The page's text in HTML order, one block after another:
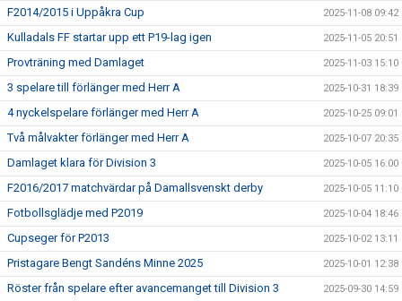
F2014/2015 i Uppåkra Cup 2025-11-08 09:42
Kulladals FF startar upp ett P19-lag igen 2025-11-05 20:51
Provträning med Damlaget 2025-11-03 15:10
3 spelare till förlänger med Herr A 2025-10-31 18:39
4 nyckelspelare förlänger med Herr A 2025-10-25 09:01
Två målvakter förlänger med Herr A 2025-10-07 20:35
Damlaget klara för Division 3 2025-10-05 16:00
F2016/2017 matchvärdar på Damallsvenskt derby 2025-10-05 11:10
Fotbollsglädje med P2019 2025-10-04 18:46
Cupseger för P2013 2025-10-02 13:11
Pristagare Bengt Sandéns Minne 2025 2025-10-01 12:38
Röster från spelare efter avancemanget till Division 3 2025-09-30 14:59